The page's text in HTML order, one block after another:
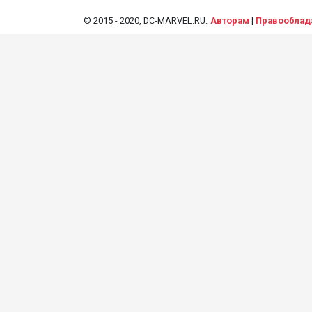
© 2015 - 2020, DC-MARVEL.RU. Авторам |